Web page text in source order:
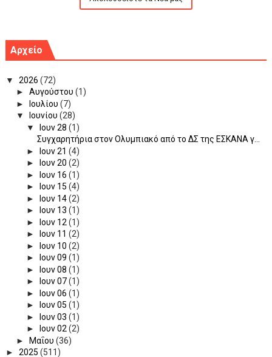
Αρχείο
▼ 2026 (72)
► Αυγούστου (1)
►
Ιουλίου (7)
▼
Ιουνίου (28)
▼
Ιουν 28 (1)
Συγχαρητήρια στον Ολυμπιακό από το ΔΣ της ΕΣΚΑΝΑ γ...
►
Ιουν 21 (4)
►
Ιουν 20 (2)
►
Ιουν 16 (1)
►
Ιουν 15 (4)
►
Ιουν 14(2)
►
Ιουν 13 (1)
►
Ιουν 12 (1)
►
Ιουν 11 (2)
►
Ιουν 10 (2)
►
Ιουν 09 (1)
►
Ιουν 08 (1)
►
Ιουν 07(1)
►
Ιουν 06 (1)
►
Ιουν 05 (1)
►
Ιουν 03 (1)
►
Ιουν 02(2)
►
Μαΐου (36)
► 2025 (511)